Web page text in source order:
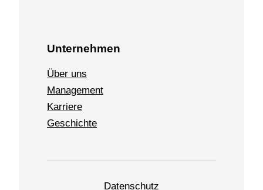
Unternehmen
Über uns
Management
Karriere
Geschichte
Datenschutz